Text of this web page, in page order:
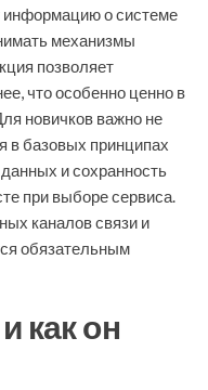
информацию о системе
механизмы
позволяет
что особенно ценно в
новичков важно не
в базовых принципах
и сохранность
при выборе сервиса.
каналов связи и
обязательным
как он